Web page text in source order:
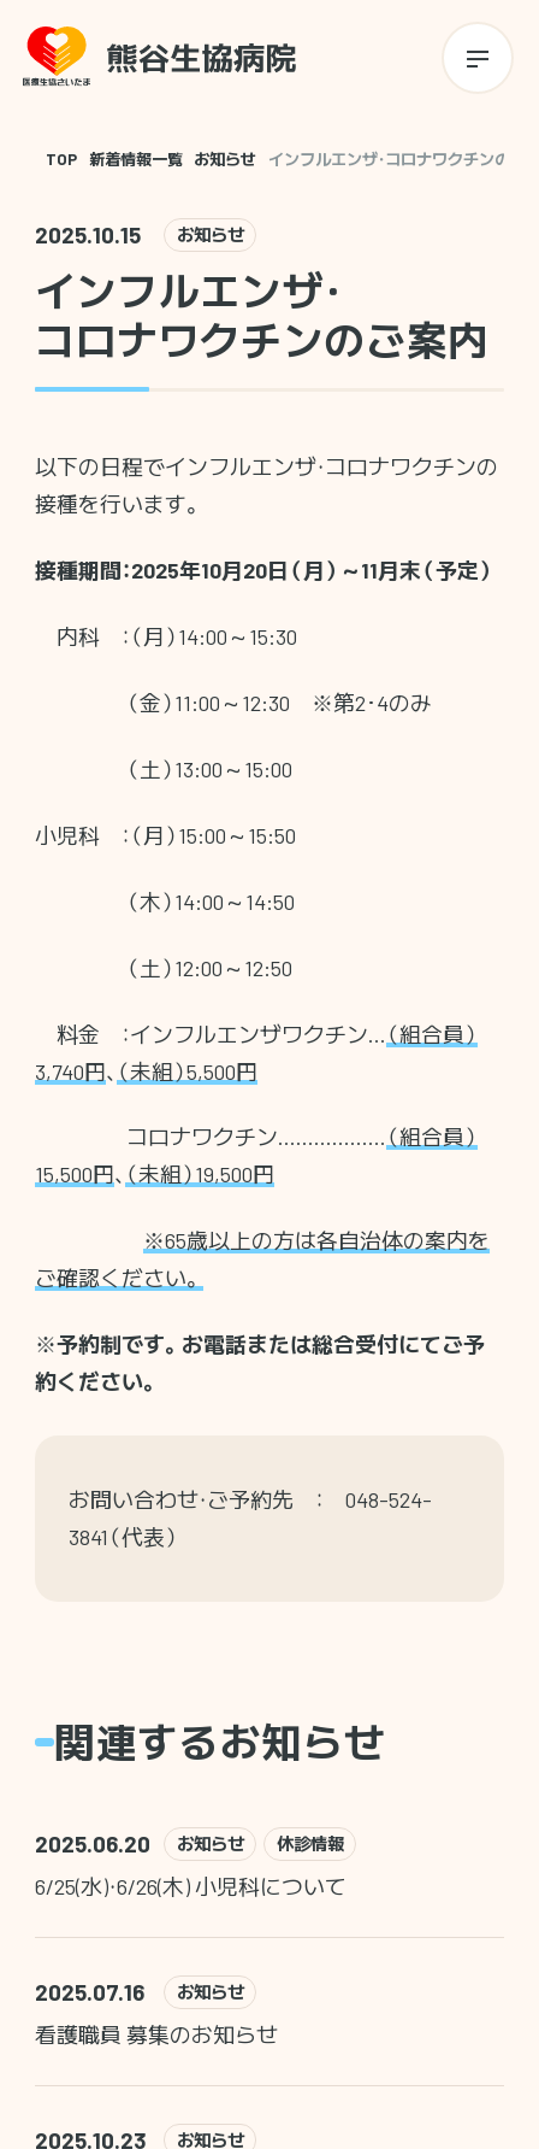
TOP 新着情報一覧 お知らせ インフルエンザ・コロナワクチンのご
2025.10.15 お知らせ
インフルエンザ・
コロナワクチンのご案内
以下の日程でインフルエンザ・コロナワクチンの
接種を行います。
接種期間：2025年10月20日（月）～11月末（予定）
内科 ：（月）14:00～15:30
（金）11:00～12:30 ※第2･4のみ
（土）13:00～15:00
小児科 ：（月）15:00～15:50
（木）14:00～14:50
（土）12:00～12:50
料金 ：インフルエンザワクチン… （組合員）
3,740円、 （未組）5,500円
コロナワクチン……………… （組合員）
15,500円、 （未組）19,500円
※65歳以上の方は各自治体の案内を
ご確認ください。
※予約制です。お電話または総合受付にてご予
約ください。
お問い合わせ・ご予約先 ： 048-524-
3841（代表）
関連するお知らせ
2025.06.20 お知らせ 休診情報
6/25(水)・6/26(木) 小児科について
2025.07.16 お知らせ
看護職員 募集のお知らせ
2025.10.23 お知らせ